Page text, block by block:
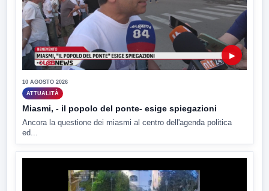
▶
10 AGOSTO 2026
ATTUALITÀ
Miasmi, - il popolo del ponte- esige spiegazioni
Ancora la questione dei miasmi al centro dell'agenda politica
ed...